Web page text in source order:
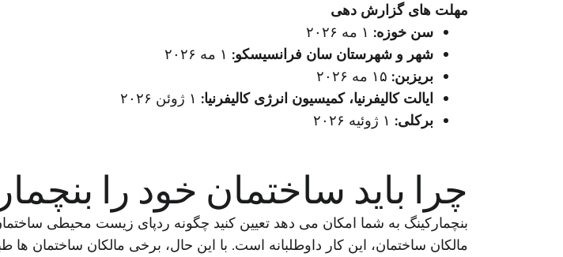
مهلت های گزارش دهی
سن خوزه: ۱ مه ۲۰۲۶
شهر و شهرستان سان فرانسیسکو:
بریزبن: ۱۵ مه ۲۰۲۶
ایالت کالیفرنیا، کمیسیون انرژی کالیفرنیا:
برکلی:
چرا باید ساختمان خود را
بنچمارکینگ به شما امکان می دهد تعیین کنید چگونه ردپای زیست محیطی
مالکان ساختمان، این کار داوطلبانه است. با این حال، برخی مالکان ساختمان ها